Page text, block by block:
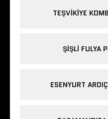
TEŞVIKIYE
ŞIŞLI FULYA
ESENYURT